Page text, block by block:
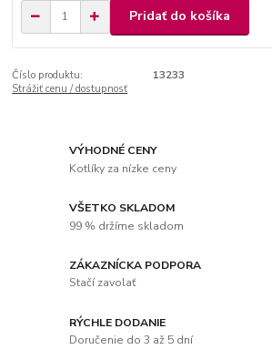
Pridať do košíka
Číslo produktu:
13233
Strážiť cenu / dostupnosť
VÝHODNÉ CENY
Kotlíky za nízke ceny
VŠETKO SKLADOM
99 % držíme skladom
ZÁKAZNÍCKA PODPORA
Stačí zavolať
RÝCHLE DODANIE
Doručenie do 3 až 5 dní